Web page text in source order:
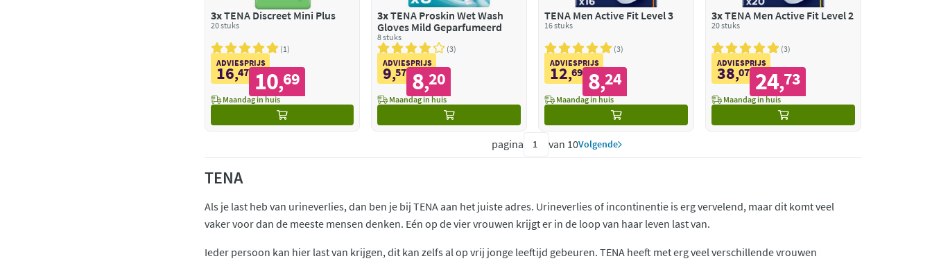
3xTENA Discreet Mini Plus
20 stuks
1
ADVIESPRIJS
16,47 10,69
Maandag in huis
3xTENA Proskin Wet Wash
Gloves Mild Geparfumeerd
8 stuks
3
ADVIESPRIJS
9,57 8,20
Maandag in huis
TENA Men Active Fit Level 3
16 stuks
3
ADVIESPRIJS
12,69 8,24
Maandag in huis
3xTENA Men Active Fit Level 2
20 stuks
3
ADVIESPRIJS
38,07 24,73
Maandag in huis
pagina van 10Volgende
TENA
Als je last heb van urineverlies, dan ben je bij TENA aan het juiste adres. Urineverlies of incontinentie is erg vervelend, maar dit komt veel
vaker voor dan de meeste mensen denken. Eén op de vier vrouwen krijgt er in de loop van haar leven last van.
Ieder persoon kan hier last van krijgen, dit kan zelfs al op vrij jonge leeftijd gebeuren. TENA heeft met erg veel verschillende vrouwen